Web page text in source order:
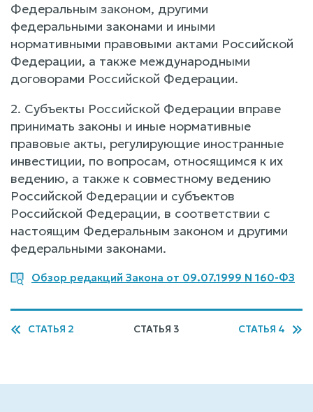
Федеральным законом, другими
федеральными законами и иными
нормативными правовыми актами Российской
Федерации, а также международными
договорами Российской Федерации.
2. Субъекты Российской Федерации вправе
принимать законы и иные нормативные
правовые акты, регулирующие иностранные
инвестиции, по вопросам, относящимся к их
ведению, а также к совместному ведению
Российской Федерации и субъектов
Российской Федерации, в соответствии с
настоящим Федеральным законом и другими
федеральными законами.
Обзор редакций Закона от 09.07.1999 N 160-ФЗ
СТАТЬЯ 2 СТАТЬЯ 3 СТАТЬЯ 4